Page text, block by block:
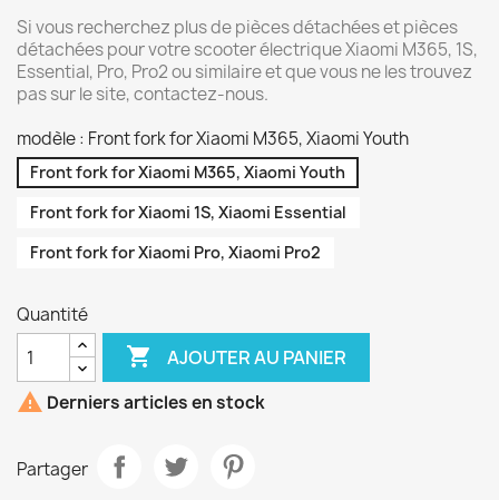
Si vous recherchez plus de pièces détachées et pièces
détachées pour votre scooter électrique Xiaomi M365, 1S,
Essential, Pro, Pro2 ou similaire et que vous ne les trouvez
pas sur le site, contactez-nous.
modèle : Front fork for Xiaomi M365, Xiaomi Youth
Front fork for Xiaomi M365, Xiaomi Youth
Front fork for Xiaomi 1S, Xiaomi Essential
Front fork for Xiaomi Pro, Xiaomi Pro2
Quantité
 AJOUTER AU PANIER
 Derniers articles en stock
Partager